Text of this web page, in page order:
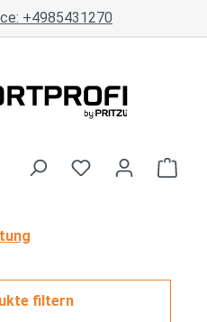
+4985431270
filtern